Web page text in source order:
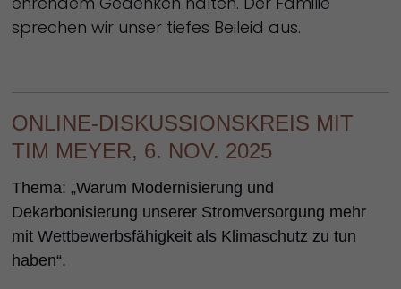
sprechen wir unser tiefes Beileid aus.
ONLINE-DISKUSSIONSKREIS MIT
TIM MEYER, 6. NOV. 2025
Thema: „Warum Modernisierung und
Dekarbonisierung unserer Stromversorgung mehr
mit Wettbewerbsfähigkeit als Klimaschutz zu tun
haben“.